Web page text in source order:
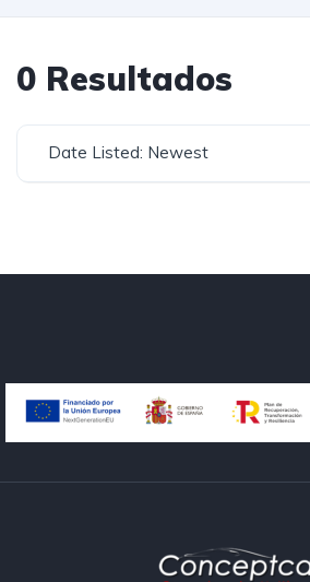
0 Resultados
Date Listed: Newest